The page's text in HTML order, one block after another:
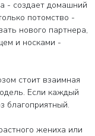
- создает домашний
потомство -
нового партнера,
и носками -
стоит взаимная
Если каждый
благоприятный.
жениха или